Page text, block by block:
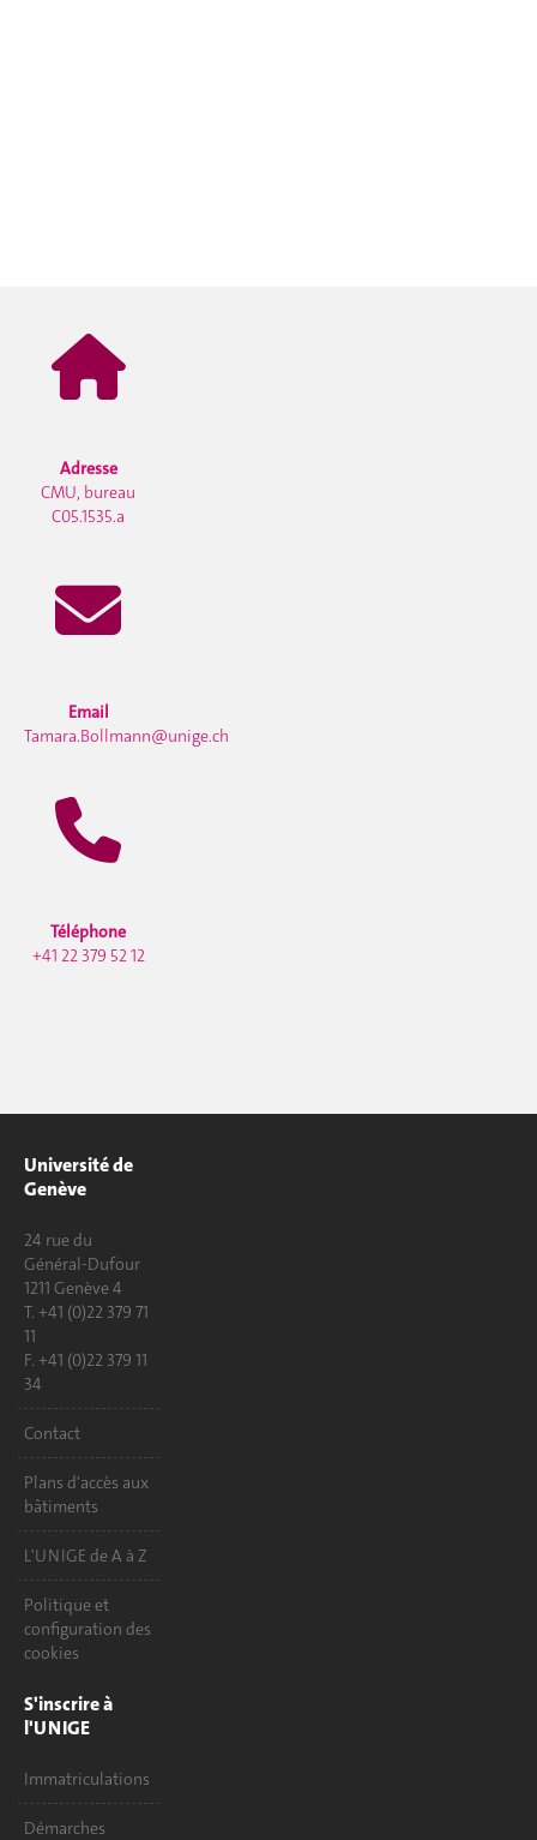
Adresse
CMU, bureau
C05.1535.a
Email
Tamara.Bollmann@unige.ch
Téléphone
+41 22 379 52 12
Université de
Genève
24 rue du
Général-Dufour
1211 Genève 4
T. +41 (0)22 379 71
11
F. +41 (0)22 379 11
34
Contact
Plans d'accès aux
bâtiments
L'UNIGE de A à Z
Politique et
configuration des
cookies
S'inscrire à
l'UNIGE
Immatriculations
Démarches